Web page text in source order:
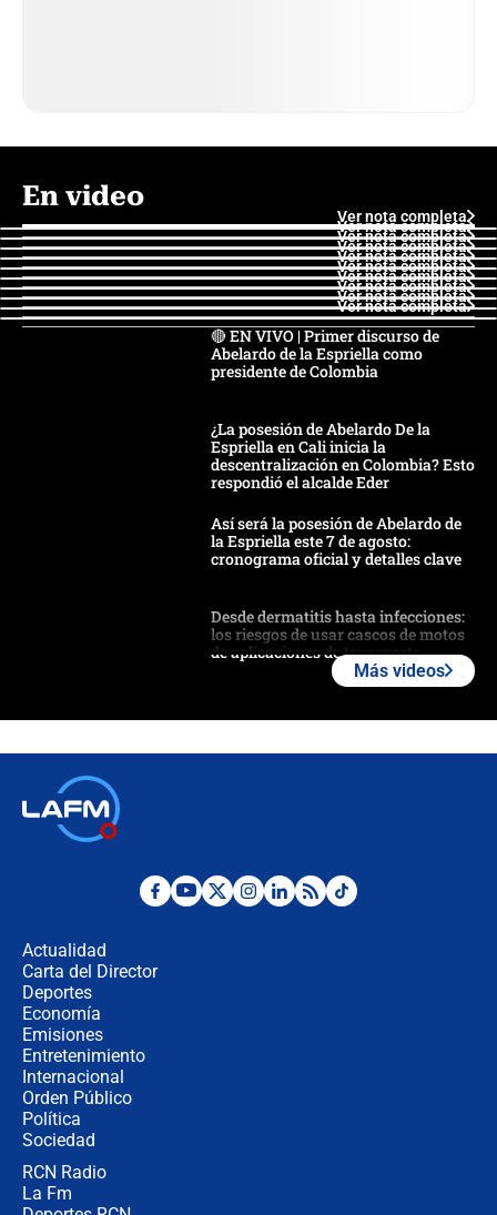
En video
Ver nota completa
Ver nota completa
Ver nota completa
Ver nota completa
Ver nota completa
Ver nota completa
Ver nota completa
Ver nota completa
Ver nota completa
Ver nota completa
🔴 EN VIVO | Primer discurso de
Abelardo de la Espriella como
presidente de Colombia
¿La posesión de Abelardo De la
Espriella en Cali inicia la
descentralización en Colombia? Esto
respondió el alcalde Eder
Así será la posesión de Abelardo de
la Espriella este 7 de agosto:
cronograma oficial y detalles clave
Desde dermatitis hasta infecciones:
los riesgos de usar cascos de motos
de aplicaciones de transporte
Posesión de Abelardo De La Espriella
Más videos
Actualidad
Carta del Director
Deportes
Economía
Emisiones
Entretenimiento
Internacional
Orden Público
Política
Sociedad
RCN Radio
La Fm